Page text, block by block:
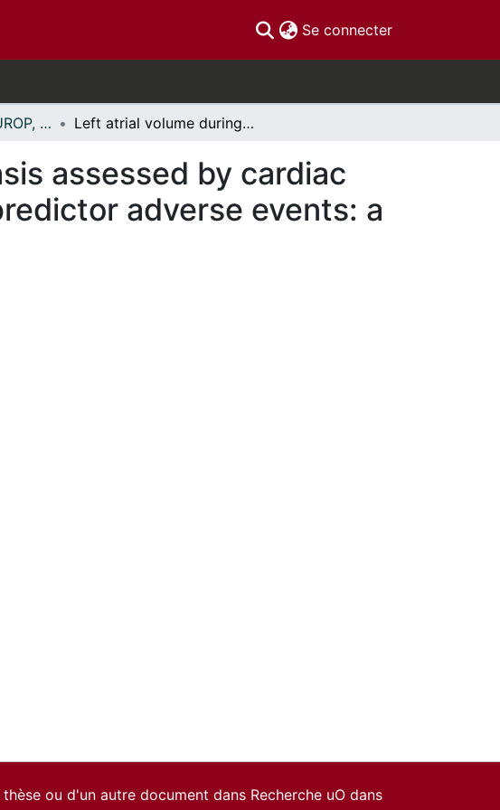
Se connecter(current)
PIRPC, 2011-12 // UROP, 2011-12 Left atrial volume during ventricular diastasis assessed by cardiac computed tomography is an incremental predictor adverse events: a matched control study
assessed by cardiac
adverse events: a
ou d'un autre document dans Recherche uO dans